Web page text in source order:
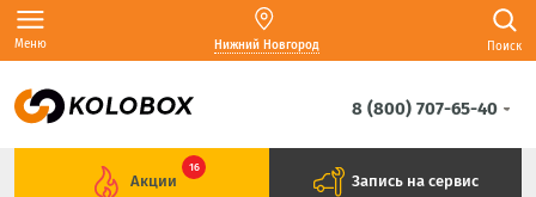
Меню Нижний Новгород Поиск
8 (800) 707-65-40
Акции
16
Запись на сервис